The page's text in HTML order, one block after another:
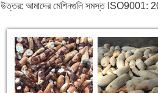
উত্তর: আমাদের মেশিনগুলি সমস্ত ISO9001: